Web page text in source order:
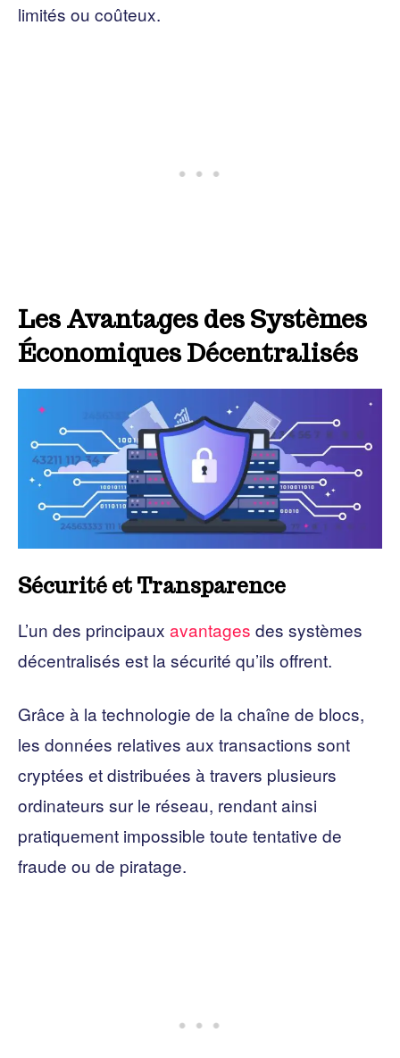
limités ou coûteux.
Les Avantages des Systèmes
Économiques Décentralisés
Sécurité et Transparence
L’un des principaux avantages des systèmes
décentralisés est la sécurité qu’ils offrent.
Grâce à la technologie de la chaîne de blocs,
les données relatives aux transactions sont
cryptées et distribuées à travers plusieurs
ordinateurs sur le réseau, rendant ainsi
pratiquement impossible toute tentative de
fraude ou de piratage.